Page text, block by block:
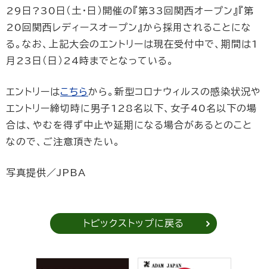
29日?30日（土・日）開催の『第33回関西オープン』『第
20回関西レディースオープン』から採用されることにな
る。なお、上記大会のエントリーは現在受付中で、期間は1
月23日（日）24時までとなっている。
エントリーはこちら から。新型コロナウィルスの感染状況や
エントリー締切時に男子128名以下、女子40名以下の場
合は、やむを得ず中止や延期になる場合があるとのこと
なので、ご注意頂きたい。
写真提供／JPBA
トピックストップに戻る